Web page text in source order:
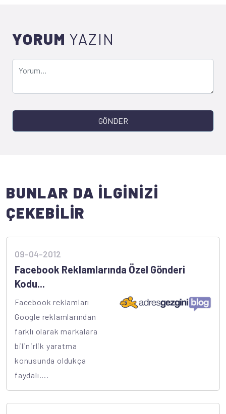
YORUM YAZIN
GÖNDER
BUNLAR DA İLGİNİZİ
ÇEKEBİLİR
09-04-2012
Facebook Reklamlarında Özel Gönderi
Kodu...
Facebook reklamları
Google reklamlarından
farklı olarak markalara
bilinirlik yaratma
konusunda oldukça
faydalı....